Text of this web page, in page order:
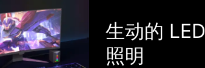
生动的 LED
照明